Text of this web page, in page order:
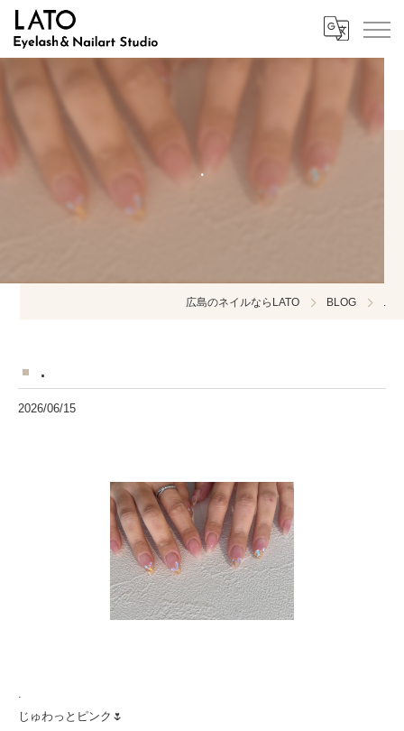
.
広島のネイルならLATO BLOG
.
2026/06/15
.
じゅわっとピンク🌷